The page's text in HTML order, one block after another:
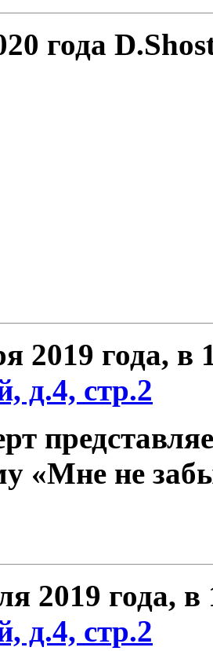
года
2019 года, в
д.4, стр.2
«Мне не
2019 года, в
д.4, стр.2